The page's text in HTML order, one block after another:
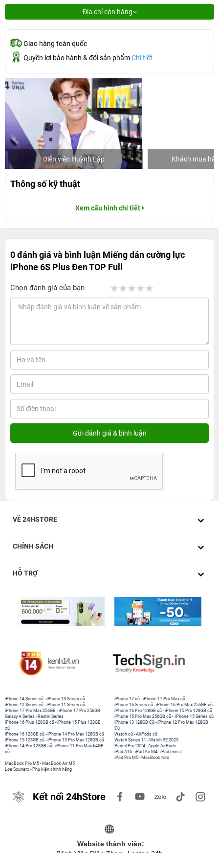
Địa chỉ còn hàng
Giao hàng toàn quốc
Quyền lợi bảo hành & đổi sản phẩmChi tiết
Diễn viên Huỳnh Lập Khách mua
Thông số kỹ thuật
Xem cấu hình chi tiết
0 đánh giá và bình luận Miếng dán cường lực
iPhone 6S Plus Đen TOP Full
Chọn đánh giá của bạn
VỀ 24HSTORE
CHÍNH SÁCH
HỖ TRỢ
iPhone 14 Series cũ -iPhone 13 Series cũ
iPhone 12 Series cũ -iPhone 11 Series cũ
iPhone 17 Pro Max 256GB -iPhone 17 Pro 256GB
Galaxy A Series - Redmi Series
iPhone 17 cũ -iPhone 17 Pro Max cũ
iPhone 16 Series cũ - iPhone 16 Pro Max 256GB cũ
iPhone 16 Pro 128GB cũ -iPhone 15 Pro 128GB cũ
iPhone 15 Pro Max 256GB cũ - iPhone 15 Series cũ
iPhone 16 Plus 128GB cũ -iPhone 15 Plus 128GB
cũ
iPhone 16 128GB cũ -iPhone 14 Pro Max 128GB cũ
iPhone 15 128GB cũ -iPhone 13 Pro Max 128GB cũ
iPhone 14 Pro 128GB cũ -iPhone 11 Pro Max 64GB
cũ
iPhone 13 128GB Cũ -iPhone 12 Pro Max 128GB
Cũ
Watch cũ -AirPods cũ
Watch Series 11 -Watch SE 2025
Pencil Pro 2024 -Apple AirPods
iPad A16 -iPad Air M4 -iPad mini 7
iPad Pro M5 - MacBook Neo
MacBook Pro M5 - MacBook Air M5
Loa Sounarc - Phụ kiện chính hãng
Kết nối 24hStore
Website thành viên: